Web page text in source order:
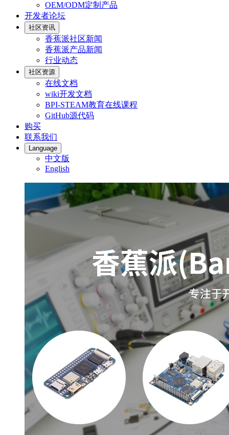
OEM/ODM定制产品
开发者论坛
社区资讯
香蕉派社区新闻
香蕉派产品新闻
行业动态
社区资源
在线文档
wiki开发文档
BPI-STEAM教育在线课程
GitHub源代码
购买
联系我们
Language
中文版
English